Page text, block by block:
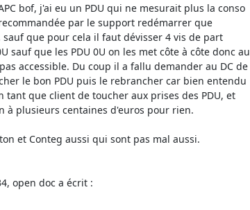
bof, j'ai eu un PDU qui ne mesurait plus la conso
par le support redémarrer que
sauf que pour cela il faut dévisser 4 vis de part
sauf que les PDU 0U on les met côte à côte donc au
accessible. Du coup il a fallu demander au DC de
le bon PDU puis le rebrancher car bien entendu
tant que client de toucher aux prises des PDU, et
à plusieurs centaines d'euros pour rien.
et Conteg aussi qui sont pas mal aussi.
open doc a écrit :